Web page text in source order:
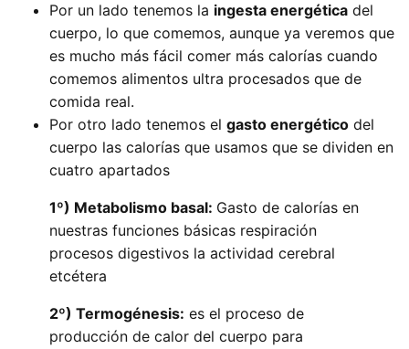
Por un lado tenemos la ingesta energética del
cuerpo, lo que comemos, aunque ya veremos que
es mucho más fácil comer más calorías cuando
comemos alimentos ultra procesados que de
comida real.
Por otro lado tenemos el gasto energético del
cuerpo las calorías que usamos que se dividen en
cuatro apartados
1º) Metabolismo basal: Gasto de calorías en
nuestras funciones básicas respiración
procesos digestivos la actividad cerebral
etcétera
2º) Termogénesis: es el proceso de
producción de calor del cuerpo para